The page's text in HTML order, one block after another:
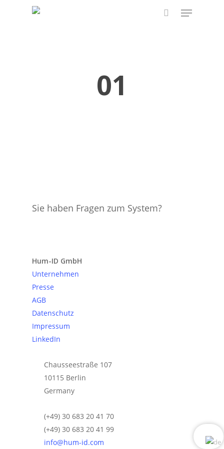
Menu
01
Sie haben Fragen zum System?
Hum-ID GmbH
Unternehmen
Presse
AGB
Datenschutz
Impressum
LinkedIn
Chausseestraße 107
10115 Berlin
Germany
(+49) 30 683 20 41 70
(+49) 30 683 20 41 99
info@hum-id.com